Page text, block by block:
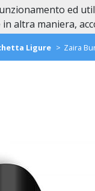
Home In
Ligure Zaira
ed
altra maniera,